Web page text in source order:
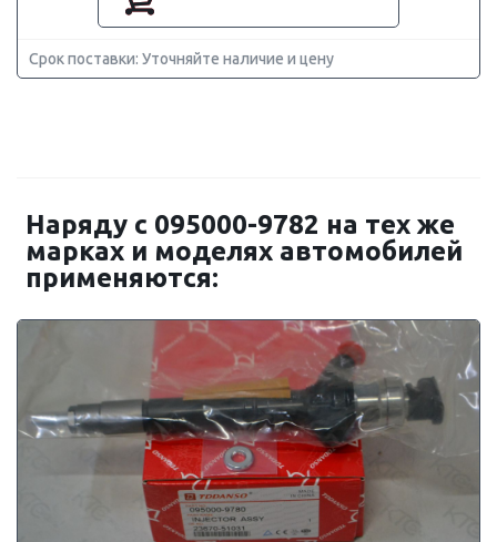
Срок поставки: Уточняйте наличие и цену
Наряду с 095000-9782 на тех же
марках и моделях автомобилей
применяются: